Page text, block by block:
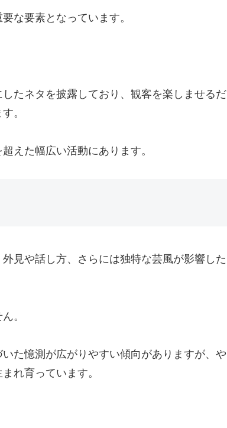
な要素となっています。
たネタを披露しており、観客を楽しませるだ
。
えた幅広い活動にあります。
見や話し方、さらには独特な芸風が影響した
。
た憶測が広がりやすい傾向がありますが、や
れ育っています。